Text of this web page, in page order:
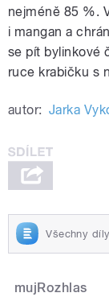
nejméně 85 %.
i mangan a
se pít bylinkové
ruce krabičku s
autor: Jarka
Všechny
mujRozhlas